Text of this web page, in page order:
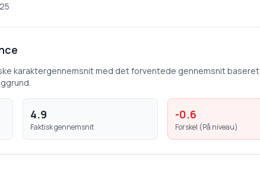
karaktergennemsnit med det forventede gennemsnit
4.9
Faktisk gennemsnit
-0.6
Forskel (På niveau)